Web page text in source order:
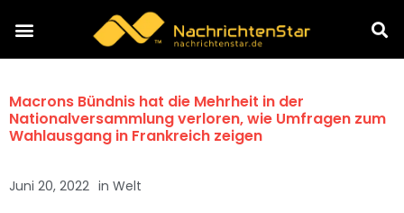
Macrons Bündnis hat die Mehrheit in der
Nationalversammlung verloren, wie Umfragen zum
Wahlausgang in Frankreich zeigen
Juni 20, 2022 in Welt